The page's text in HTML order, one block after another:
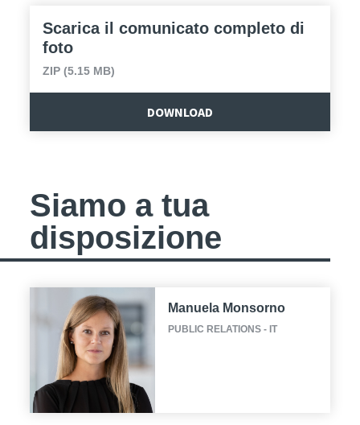
Scarica il comunicato completo di
foto
ZIP (5.15 MB)
DOWNLOAD
Siamo a tua
disposizione
Manuela Monsorno
PUBLIC RELATIONS - IT